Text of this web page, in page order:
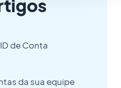
de Conta
da sua equipe